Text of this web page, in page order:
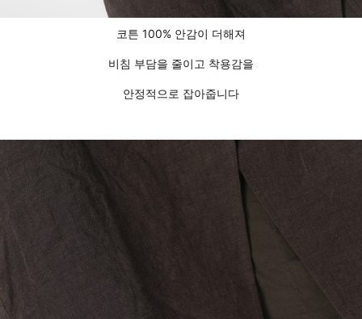
코튼 100% 안감이 더해져
비침 부담을 줄이고 착용감을
안정적으로 잡아줍니다